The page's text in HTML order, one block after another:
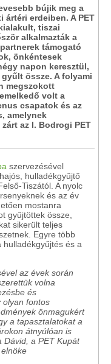
bújik meg a
ártéri erdeiben. A PET
tiszai
alkalmazták a
támogató
önkéntesek
napon keresztül,
össze. A folyami
megszokott
volt a
csapatok és az
amelynek
az I. Bodrogi PET
szervezésével
hulladékgyűjtő
Tiszától. A nyolc
és az év
mostanra
gyűjtöttek össze,
sikerült teljes
Egyre több
és a
az évek során
volna
és
olyan fontos
önmagukért
a tapasztalatokat a
átnyúlóan is
Dávid, a PET Kupát